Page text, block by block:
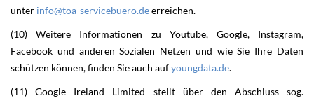
unter info@toa-servicebuero.deerreichen.
(10) Weitere Informationen zu Youtube, Google, Instagram,
Facebook und anderen Sozialen Netzen und wie Sie Ihre Daten
schützen können, finden Sie auch aufyoungdata.de.
(11) Google Ireland Limited stellt über den Abschluss sog.